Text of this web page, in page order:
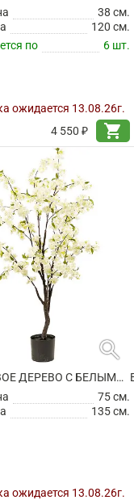
38 см.
120 см.
по
6 шт.
ожидается 13.08.26г.
4 550 ₽
shopping_cart
search
ВИШНЕВОЕ ДЕРЕВО С БЕЛЫМИ ЦВЕТАМИ ИСКУССТВЕННОЕ
75 см.
135 см.
ожидается 13.08.26г.